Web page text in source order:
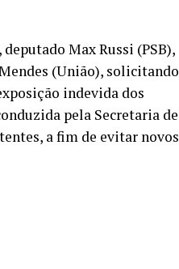
Max Russi (PSB),
(União), solicitando
indevida dos
pela Secretaria de
a fim de evitar novos